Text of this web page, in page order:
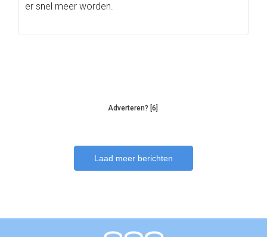
er snel meer worden.
Adverteren? [6]
Laad meer berichten